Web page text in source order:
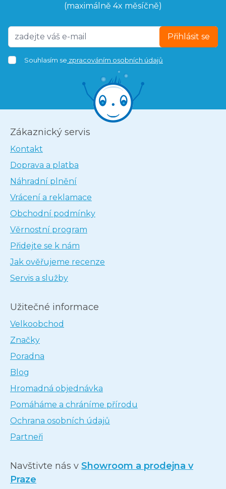
(maximálně 4x měsíčně)
Přihlásit se
Souhlasím se zpracováním osobních údajů
Zákaznický servis
Kontakt
Doprava a platba
Náhradní plnění
Vrácení a reklamace
Obchodní podmínky
Věrnostní program
Přidejte se k nám
Jak ověřujeme recenze
Servis a služby
Užitečné informace
Velkoobchod
Značky
Poradna
Blog
Hromadná objednávka
Pomáháme a chráníme přírodu
Ochrana osobních údajů
Partneři
Navštivte nás v Showroom a prodejna v
Praze